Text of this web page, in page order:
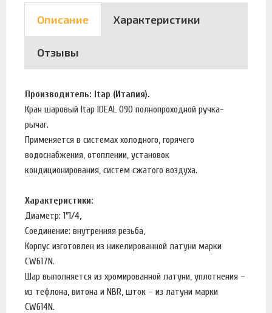
Описание Характеристики
Отзывы
Производитель: Itap (Италия).
Кран шаровый Itap IDEAL 090 полнопроходной ручка-
рычаг.
Применяется в системах холодного, горячего
водоснабжения, отоплении, установок
кондиционирования, систем сжатого воздуха.
Характеристики:
Диаметр: 1"1/4,
Соединение: внутренняя резьба,
Корпус изготовлен из никелированной латуни марки
CW617N.
Шар выполняется из хромированной латуни, уплотнения –
из тефлона, витона и NBR, шток – из латуни марки
CW614N.